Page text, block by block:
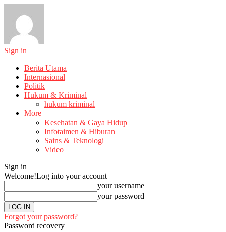
Sign in
Berita Utama
Internasional
Politik
Hukum & Kriminal
hukum kriminal
More
Kesehatan & Gaya Hidup
Infotaimen & Hiburan
Sains & Teknologi
Video
Sign in
Welcome!Log into your account
your username
your password
Forgot your password?
Password recovery